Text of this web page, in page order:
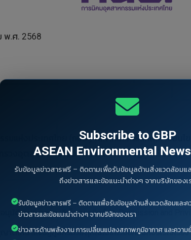
พ.ศ. 2568
แห่งประเทศไทย (กนอ.) ได้กำหนดหลักเกณฑ์ เงื่อนไ
รวงอุตสาหกรรม เรื่อง กากจัดการสิ่งปฏิกูลหรือวัสดุ
นุมัติ-อนุญาตทางอิเล็กทรอนิกส์ (e-Permission and
ตให้นำสิ่งปฏิกูลหรือวัสดุที่ไม่ใช้แล้วออกนอกบริเวณโรงง
Subscribe to GBP
ASEAN Environmental
รับข้อมูลข่าวสารฟรี – ติดตามเพื่อรับข้อมูลด้านสิ่งแวดล้อมแ
ถึงข่าวสารและข้อแนะนำต่างๆ จากบริษัทของเ
รับข้อมูลข่าวสารฟรี – ติดตามเพื่อรับข้อมูลด้านสิ่งแวดล้อมและค
ข่าวสารและข้อแนะนำต่างๆ จากบริษัทของเรา
ข่าวสารด้านพลังงาน การเปลี่ยนแปลงสภาพภูมิอากาศ และความ